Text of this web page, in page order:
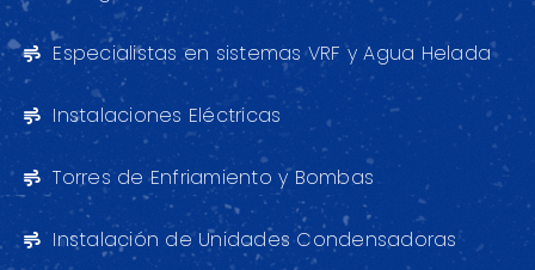
Especialistas en sistemas VRF y Agua Helada
Instalaciones Eléctricas
Torres de Enfriamiento y Bombas
Instalación de Unidades Condensadoras